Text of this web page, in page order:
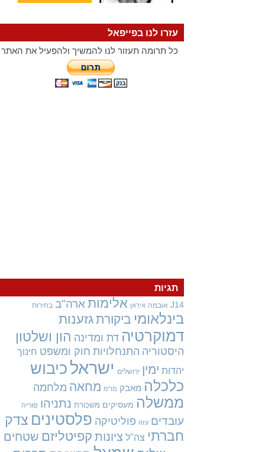
עזרו לנו בפייפאל
כל תרומה תעזור לנו להמשיך ולהפעיל את האתר
תגיות
J14 אובמה איראן אלימות ארה"ב בחירות
בינלאומיביקורתגזענות
דמוקרטיה דת ומדינההון ושלטון
היסטוריה התנחלויות חוק ומשפט חינוך
יהדות ימין ירושלים ישראלכיבוש
כלכלה מאבק מו"מ מחאהמלחמה
ממשלה מעסיקים משכורת נתניהו סוריה
עובדים עזה פוליטיקה פלסטיניםצדק
חברתי צה"ל ציונותקפיטליזםשטחים